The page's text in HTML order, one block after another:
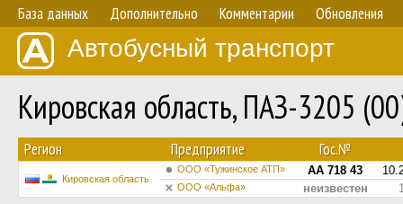
База данных Дополнительно Комментарии Обновления
Автобусный транспорт
Кировская область, ПАЗ-3205
Регион Предприятие Гос.№
Кировская область
ООО «Тужинское АТП» АА 718 43
ООО «Альфа» неизвестен